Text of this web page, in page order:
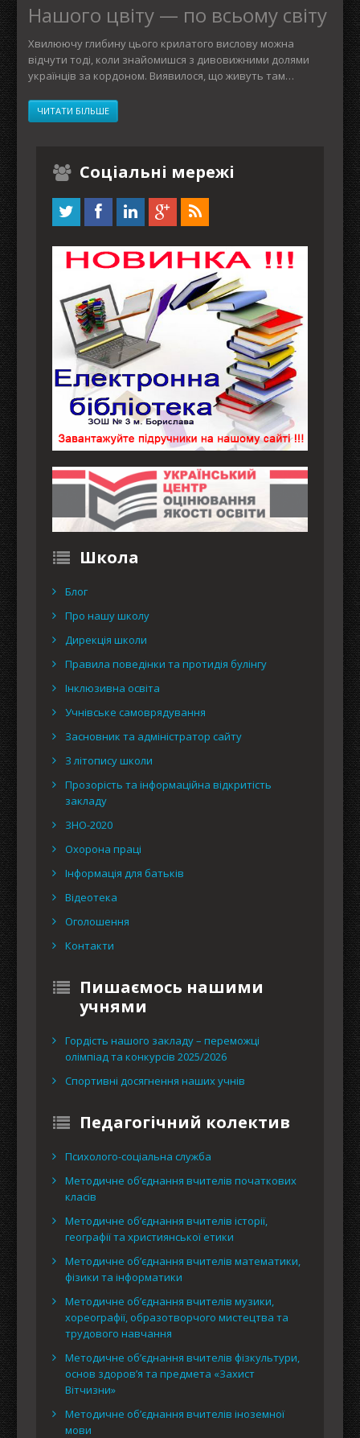
Нашого цвіту — по всьому світу
Хвилюючу глибину цього крилатого вислову можна
відчути тоді, коли знайомишся з дивовижними долями
українців за кордоном. Виявилося, що живуть там…
ЧИТАТИ БІЛЬШЕ
Соціальні мережі
Школа
Блог
Про нашу школу
Дирекція школи
Правила поведінки та протидія булінгу
Інклюзивна освіта
Учнівське самоврядування
Засновник та адміністратор сайту
З літопису школи
Прозорість та інформаційна відкритість
закладу
ЗНО-2020
Охорона праці
Інформація для батьків
Відеотека
Оголошення
Контакти
Пишаємось нашими
учнями
Гордість нашого закладу – переможці
олімпіад та конкурсів 2025/2026
Спортивні досягнення наших учнів
Педагогічний колектив
Психолого-соціальна служба
Методичне об’єднання вчителів початкових
класів
Методичне об’єднання вчителів історії,
географії та християнської етики
Методичне об’єднання вчителів математики,
фізики та інформатики
Методичне об’єднання вчителів музики,
хореографії, образотворчого мистецтва та
трудового навчання
Методичне об’єднання вчителів фізкультури,
основ здоров’я та предмета «Захист
Вітчизни»
Методичне об’єднання вчителів іноземної
мови